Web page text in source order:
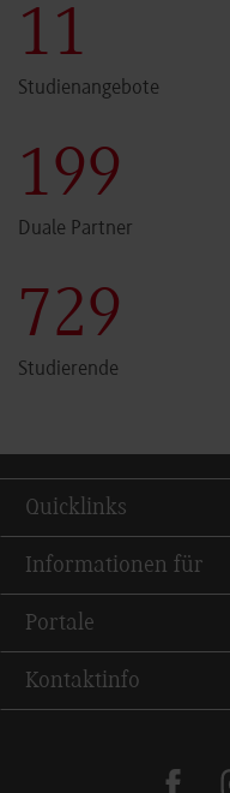
12
Studienangebote
200
Duale Partner
731
Studierende
Quicklinks
Informationen für
Portale
Kontaktinfo
facebook